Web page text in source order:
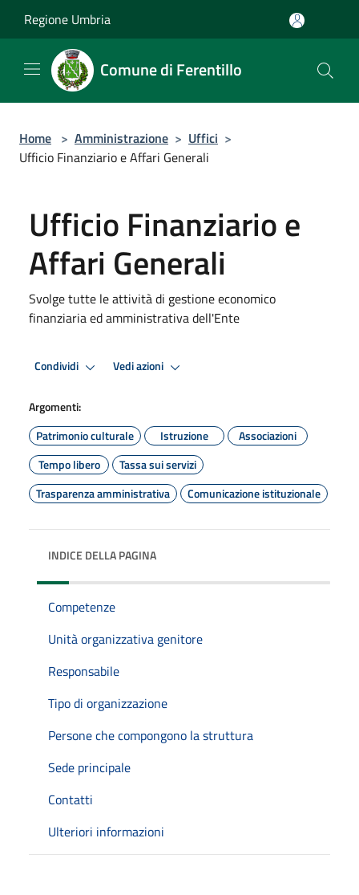
Regione Umbria
Comune di Ferentillo
Home > Amministrazione > Uffici >
Ufficio Finanziario e Affari Generali
Ufficio Finanziario e
Affari Generali
Svolge tutte le attività di gestione economico
finanziaria ed amministrativa dell'Ente
Condividi Vedi azioni
Argomenti:
Patrimonio culturale
Istruzione
Associazioni
Tempo libero
Tassa sui servizi
Trasparenza amministrativa
Comunicazione istituzionale
INDICE DELLA PAGINA
Competenze
Unità organizzativa genitore
Responsabile
Tipo di organizzazione
Persone che compongono la struttura
Sede principale
Contatti
Ulteriori informazioni